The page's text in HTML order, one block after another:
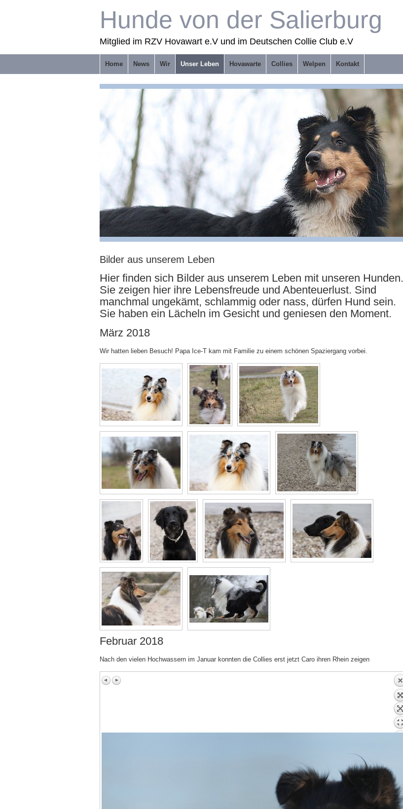
Hunde von der Salierburg
Mitglied im RZV Hovawart e.V und im Deutschen Collie Club e.V
Home News Wir Unser Leben Hovawarte Collies Welpen Kontakt
Bilder aus unserem Leben
Hier finden sich Bilder aus unserem Leben mit unseren Hunden.
Sie zeigen hier ihre Lebensfreude und Abenteuerlust. Sind
manchmal ungekämt, schlammig oder nass, dürfen Hund sein.
Sie haben ein Lächeln im Gesicht und geniesen den Moment.
März 2018
Wir hatten lieben Besuch! Papa Ice-T kam mit Familie zu einem schönen Spaziergang vorbei.
Februar 2018
Nach den vielen Hochwassern im Januar konnten die Collies erst jetzt Caro ihren Rhein zeigen